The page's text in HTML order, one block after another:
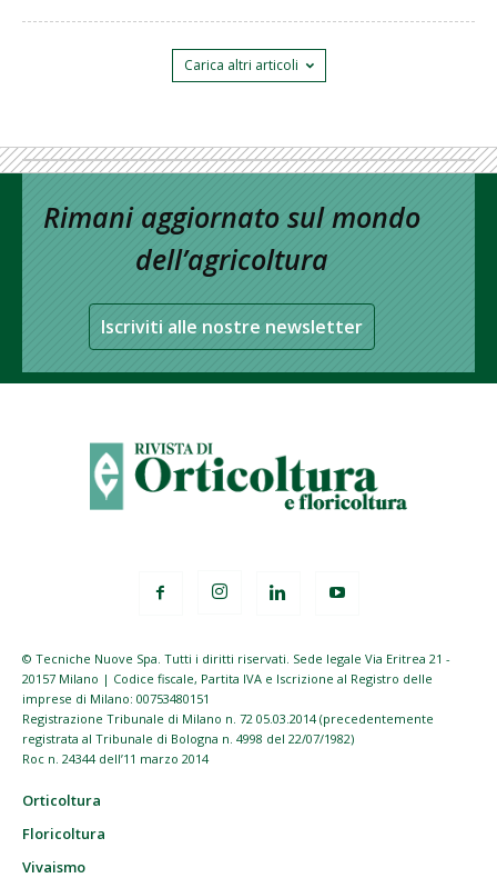
Carica altri articoli
Rimani aggiornato sul mondo
dell’agricoltura
Iscriviti alle nostre newsletter
© Tecniche Nuove Spa. Tutti i diritti riservati. Sede legale Via Eritrea 21 -
20157 Milano | Codice fiscale, Partita IVA e Iscrizione al Registro delle
imprese di Milano: 00753480151
Registrazione Tribunale di Milano n. 72 05.03.2014 (precedentemente
registrata al Tribunale di Bologna n. 4998 del 22/07/1982)
Roc n. 24344 dell’11 marzo 2014
Orticoltura
Floricoltura
Vivaismo